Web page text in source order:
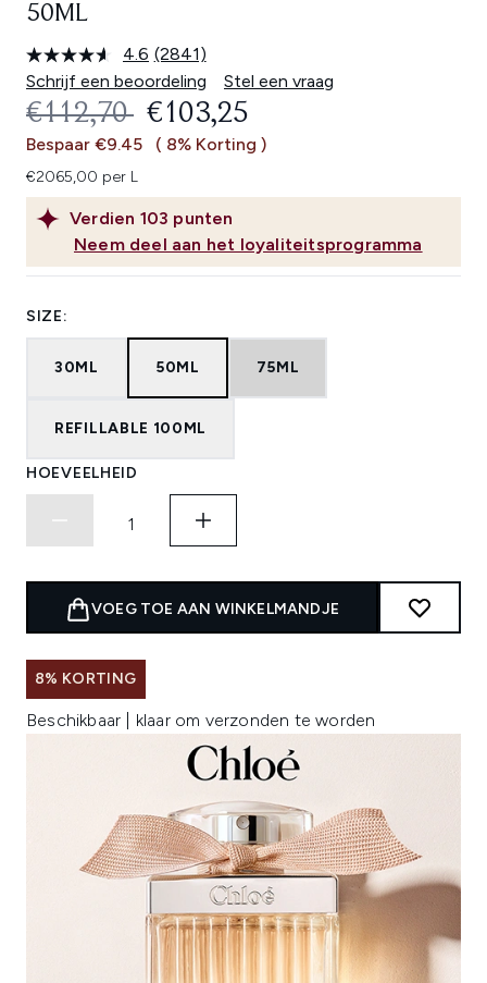
50ML
4.6 Lees
2841
beoordelingen.
Dezelfde
paginalink.
(2841)
Schrijf een beoordeling
Stel een vraag
Verdien 103 punten
Neem deel aan het loyaliteitsprogramma
RECOMMENDED RETAIL PRICE:
€112,70 HUIDIGE PRIJS:
€103,25
Bespaar €9.45 ( 8% Korting )
€2065,00 per L
SIZE:
30ML 50ML 75ML
REFILLABLE 100ML
HOEVEELHEID
VOEG TOE AAN WINKELMANDJE
8% KORTING
Beschikbaar | klaar om verzonden te worden